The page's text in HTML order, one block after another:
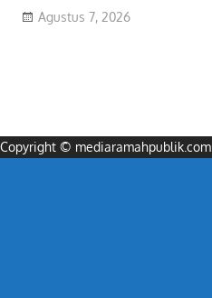
Agustus 7, 2026
Copyright © mediaramahpublik.com